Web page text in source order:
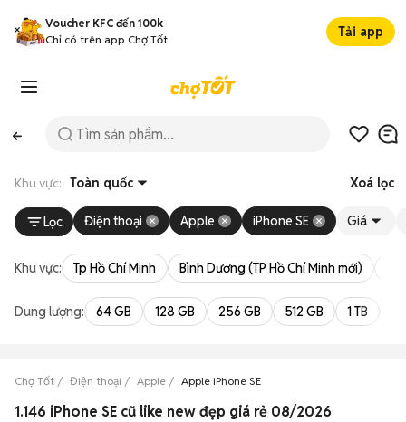
Voucher KFC đến 100k
Chỉ có trên app Chợ Tốt
Tải app
Khu vực: Toàn quốc Xoá lọc
Lọc Điện thoại Apple iPhone SE Giá
Khu vực: Tp Hồ Chí Minh Bình Dương (TP Hồ Chí Minh mới)
Dung lượng: 64 GB 128 GB 256 GB 512 GB 1 TB
Chợ Tốt Điện thoại Apple Apple iPhone SE
1.146 iPhone SE cũ like new đẹp giá rẻ 08/2026